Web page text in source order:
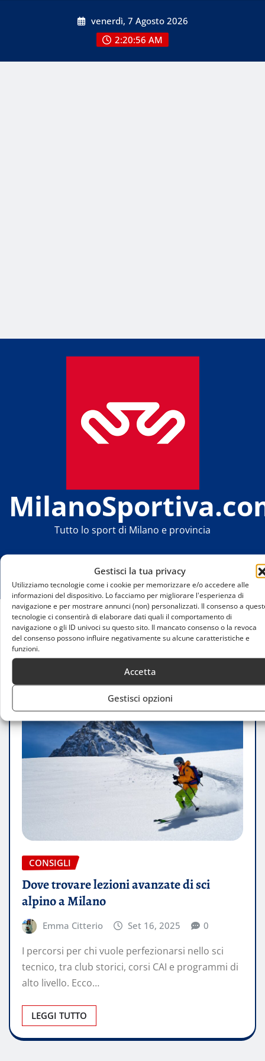
Gestisci la tua privacy
Utilizziamo tecnologie come i cookie per memorizzare e/o accedere alle
informazioni del dispositivo. Lo facciamo per migliorare l'esperienza di
navigazione e per mostrare annunci (non) personalizzati. Il consenso a
tecnologie ci consentirà di elaborare dati quali il comportamento di
navigazione o gli ID univoci su questo sito. Il mancato consenso o la revoca
del consenso possono influire negativamente su alcune caratteristiche e
funzioni.
Accetta
Gestisci opzioni
venerdì, 7 Agosto 2026
2:20:56 AM
Tutto lo sport di Milano e provincia
Home
Dove trovare lezioni avanzate di sci alpino a
Milano
CONSIGLI
Dove trovare lezioni avanzate di sci
alpino a Milano
Emma Citterio Set 16, 2025 0
I percorsi per chi vuole perfezionarsi nello sci
tecnico, tra club storici, corsi CAI e programmi di
alto livello. Ecco…
LEGGI TUTTO